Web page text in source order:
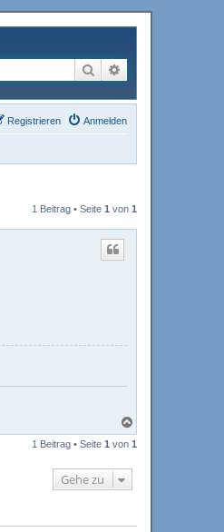
Suche
Anmelden
Registrieren
1 Beitrag • Seite 1 von 1
a
c
1 Beitrag • Seite 1 von 1
Gehe zu